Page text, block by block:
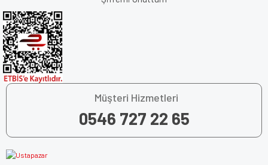
Müşteri Hizmetleri
0546 727 22 65